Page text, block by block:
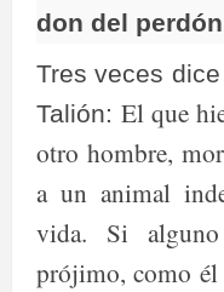
don del
Tres veces
Talión: El que
otro hombre,
a un animal
vida. Si
prójimo, como él